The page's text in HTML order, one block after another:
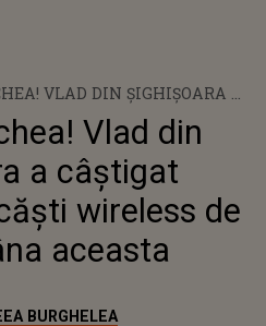
VLAD DIN ȘIGHIȘOARA A
DE CĂȘTI WIRELESS
ACEASTAVlad din
a câștigat
wireless de
aceasta
BURGHELEA